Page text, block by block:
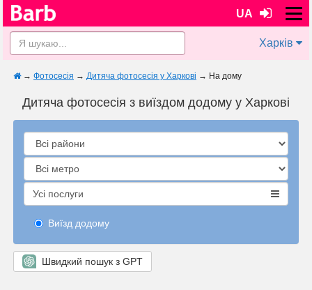
UA
Харків
→ Фотосесія → Дитяча фотосесія у Харкові → На дому
Дитяча фотосесія з виїздом додому у Харкові
Усі послуги
Виїзд додому
Швидкий пошук з GPT